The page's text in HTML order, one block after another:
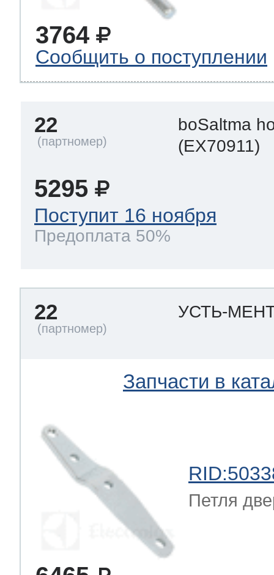
3764
Сообщить о поступлении
22
boSaltma
(EX70911)
5295
Поступит 16 ноября
Предоплата 50%
22 УСТЬ-
Запчасти в
Петля